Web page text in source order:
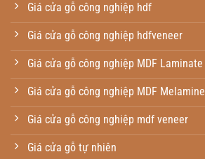
Giá cửa gỗ công nghiệp hdf
Giá cửa gỗ công nghiệp hdfveneer
Giá cửa gỗ công nghiệp MDF Laminate
Giá cửa gỗ công nghiệp MDF Melamine
Giá cửa gỗ công nghiệp mdf veneer
Giá cửa gỗ tự nhiên